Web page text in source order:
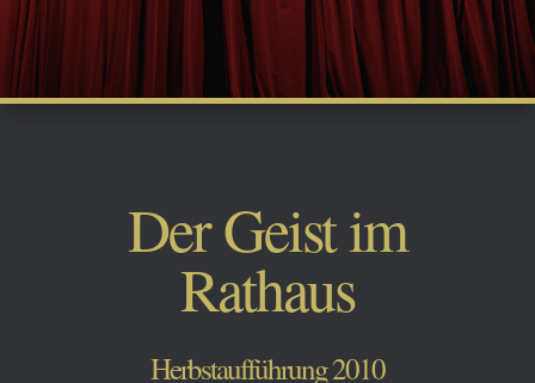
Der Geist im
Rathaus
Herbstaufführung 2010